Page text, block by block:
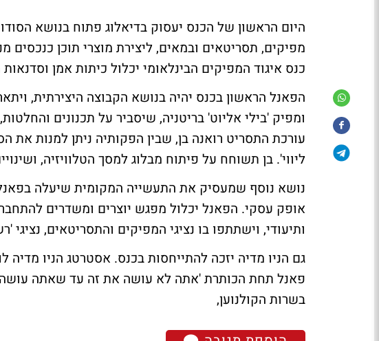
היום הראשון של הכנס יעסוק בדיאלוג פתוח בנושא
מפיקים, תסריטאים ובמאים, ליצירת מוצרי תוכן כנכסים
כנס איגוד המפיקים הבינלאומי יכלול כיתות אמן
הפאנל הראשון בכנס יהיה בנושא הקבוצה היצירתית,
ומפיק 'בילי אליוט' בריטניה, שיסביר על תכנונים
עורכת התסריט רואנה בן, שבין הפקותיה ניתן למנות את
ליווי'. בן תשוחח על פיתוח מבלוג למסך הטלוויזיה,
נושא נוסף שמעסיק את התעשייה המקומית שיעלה בפאנל
אופק עסקי. הפאנל יכלול מפגש יוצרים ומשדרים
ותיעודי, וישתתפו בו נציגי המפיקים והתסריטאים,
גם הניו מדיה יזכה להתייחסות בכנס. אסטרטג הניו מדיה
פאנל תחת הכותרת 'אתה לא עושה את זה עד שאתה עושה
בשרות הקולנוען,